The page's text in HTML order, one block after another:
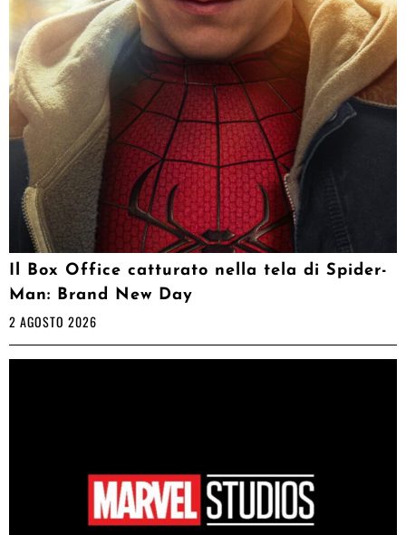
Il Box Office catturato nella tela di Spider-
Man: Brand New Day
2 AGOSTO 2026